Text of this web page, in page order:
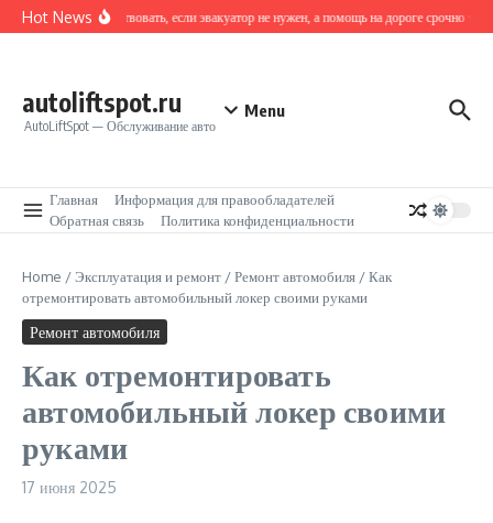
Перейти к содержанию
Hot NewsКак действовать, если эвакуатор не нужен, а помощь на дороге срочно
autoliftspot.ru
AutoLiftSpot — Обслуживание авто
Menu
Главная
Информация для правообладателей
Обратная связь
Политика конфиденциальности
Home /Эксплуатация и ремонт /Ремонт автомобиля /Как
отремонтировать автомобильный локер своими руками
Ремонт автомобиля
Как отремонтировать
автомобильный локер своими
руками
17 июня 2025